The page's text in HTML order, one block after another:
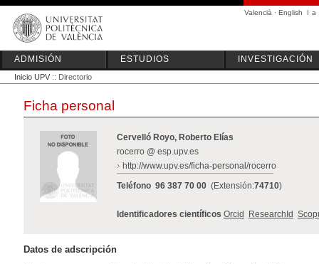
Valencià · English I a
ADMISIÓN ESTUDIOS INVESTIGACIÓN
Inicio UPV :: Directorio
Ficha personal
Cervelló Royo, Roberto Elías
rocerro @ esp.upv.es
http://www.upv.es/ficha-personal/rocerro
Teléfono 96 387 70 00 (Extensión:74710)
Identificadores científicos Orcid ResearchId
Datos de adscripción